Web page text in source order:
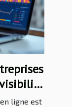
ligne est